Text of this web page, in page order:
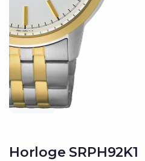
Horloge SRPH92K1